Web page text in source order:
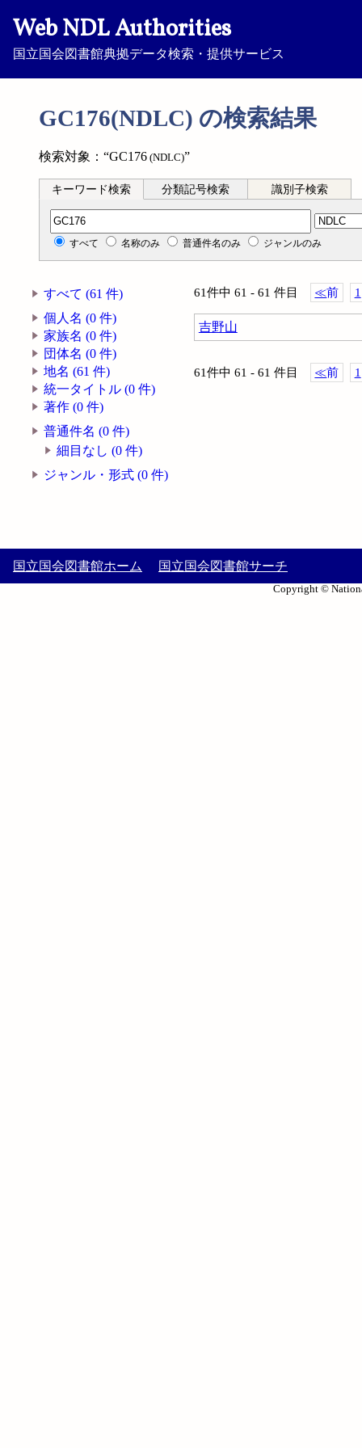
Web NDL Authorities
国立国会図書館典拠データ検索・提供サービス
GC176(NDLC) の検索結果
検索対象：“GC176 (NDLC)”
キーワード検索 分類記号検索 識別子検索
分類記号検索
すべて 名称のみ 普通件名のみ ジャンルのみ
すべて (61 件)
個人名 (0 件)
家族名 (0 件)
団体名 (0 件)
地名 (61 件)
統一タイトル (0 件)
著作 (0 件)
普通件名 (0 件)
細目なし (0 件)
ジャンル・形式 (0 件)
61件中 61 - 61 件目 ≪前 1
吉野山
61件中 61 - 61 件目 ≪前 1
国立国会図書館ホーム 国立国会図書館サーチ
Copyright ©